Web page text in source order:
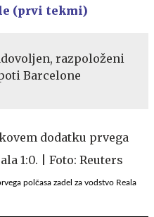
(prvi tekmi)
razpoloženi
Barcelone
polčasa zadel za vodstvo Reala